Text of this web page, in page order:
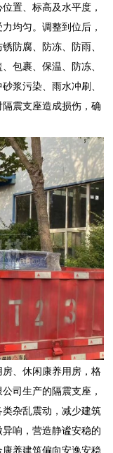
置、标高及水平度，
均匀。调整到位后，
防腐、防冻、防雨、
包裹、保温、防冻、
浆污染、雨水冲刷、
震支座造成损伤，确
、休闲康养用房，格
司生产的隔震支座，
杂乱震动，减少建筑
响，营造静谧安稳的
养建筑偏向安逸安稳